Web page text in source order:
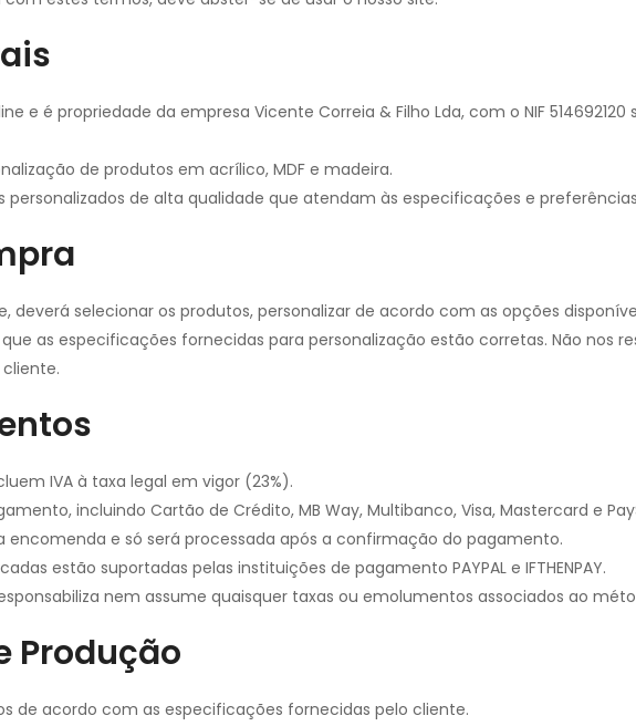
e é propriedade da empresa Vicente Correia & Filho Lda, com o NIF
de produtos em acrílico, MDF e madeira.
personalizados de alta qualidade que atendam às especificações e
deverá selecionar os produtos, personalizar de acordo com as opções
as especificações fornecidas para personalização estão corretas. Não nos
IVA à taxa legal em vigor (23%).
incluindo Cartão de Crédito, MB Way, Multibanco, Visa, Mastercard e
encomenda e só será processada após a confirmação do pagamento.
estão suportadas pelas instituições de pagamento PAYPAL e IFTHENPAY.
nem assume quaisquer taxas ou emolumentos associados ao
Produção
de acordo com as especificações fornecidas pelo cliente.